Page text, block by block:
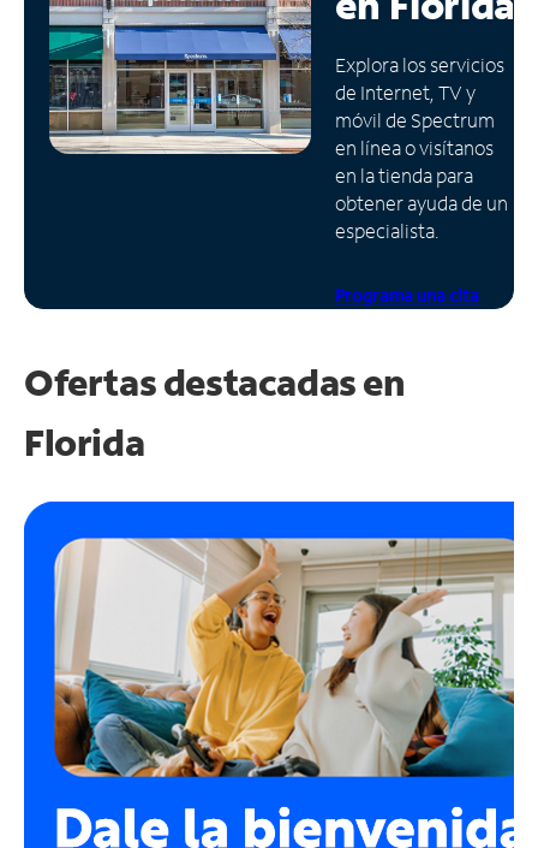
Administrar
cuenta
Encuentra
una
tienda
Explora los servicios
de Internet, TV y
móvil de Spectrum
en línea o visítanos
en la tienda para
obtener ayuda de un
especialista.
Programa una cita
Ofertas destacadas en
Florida